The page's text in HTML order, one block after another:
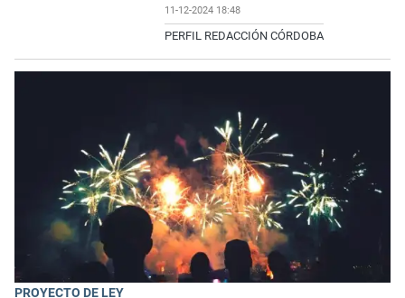
11-12-2024 18:48
PERFIL REDACCIÓN CÓRDOBA
PROYECTO DE LEY